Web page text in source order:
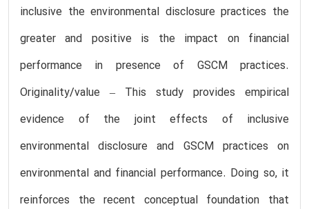
inclusive the environmental disclosure practices the
greater and positive is the impact on financial
performance in presence of GSCM practices.
Originality/value – This study provides empirical
evidence of the joint effects of inclusive
environmental disclosure and GSCM practices on
environmental and financial performance. Doing so, it
reinforces the recent conceptual foundation that